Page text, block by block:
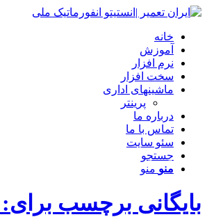
خانه
آموزش
نرم افزار
سخت افزار
ماشینهای اداری
پرینتر
درباره ما
تماس با ما
سئو سایت
جستجو
منو منو
بایگانی برچسب